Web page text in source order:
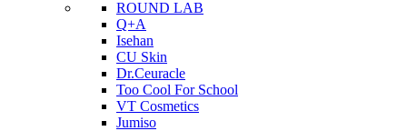
ROUND LAB
Q+A
Isehan
CU Skin
Dr.Ceuracle
Too Cool For School
VT Cosmetics
Jumiso